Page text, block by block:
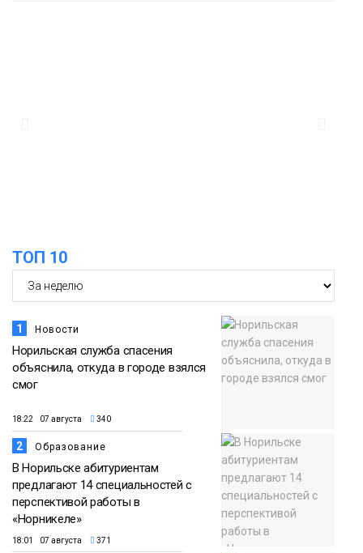
ТОП 10
1 Новости
Норильская служба спасения
объяснила, откуда в городе взялся
смог
18:22 07 августа 340
2 Образование
В Норильске абитуриентам
предлагают 14 специальностей с
перспективой работы в
«Норникеле»
18:01 07 августа 371